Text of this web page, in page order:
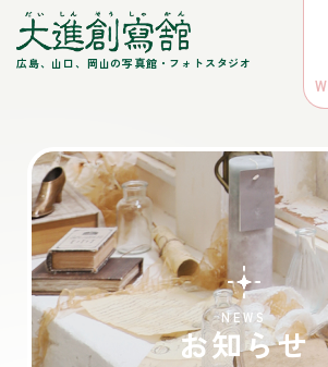
広島、山口、岡山の写真館・フォトスタジオ
NEWS
お知らせ